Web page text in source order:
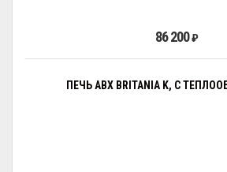
86 200₽
ПЕЧЬ ABX BRITANIA K, С